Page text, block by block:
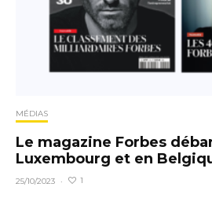
MÉDIAS
Le magazine Forbes
Luxembourg et en
25/10/2023 · 1